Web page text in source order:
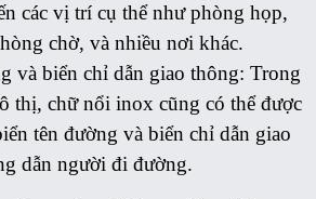
các vị trí cụ thể như phòng họp,
chờ, và nhiều nơi khác.
và biển chỉ dẫn giao thông: Trong
thị, chữ nổi inox cũng có thể được
tên đường và biển chỉ dẫn giao
dẫn người đi đường.